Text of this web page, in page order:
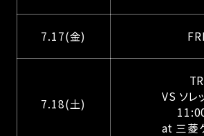
7.17(金)
7.18(土)
VS ソレ
at 三菱